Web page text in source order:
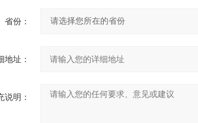
省份：
地址：
说明：